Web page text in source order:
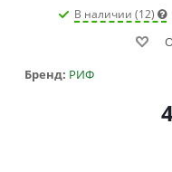
В наличии (12)
Бренд: РИФ